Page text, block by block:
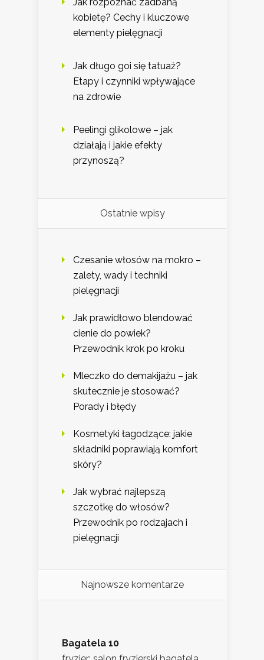
Jak rozpoznać zadbaną
kobietę? Cechy i kluczowe
elementy pielęgnacji
Jak długo goi się tatuaż?
Etapy i czynniki wpływające
na zdrowie
Peelingi glikolowe – jak
działają i jakie efekty
przynoszą?
Ostatnie wpisy
Czesanie włosów na mokro –
zalety, wady i techniki
pielęgnacji
Jak prawidłowo blendować
cienie do powiek?
Przewodnik krok po kroku
Mleczko do demakijażu – jak
skutecznie je stosować?
Porady i błędy
Kosmetyki łagodzące: jakie
składniki poprawiają komfort
skóry?
Jak wybrać najlepszą
szczotkę do włosów?
Przewodnik po rodzajach i
pielęgnacji
Najnowsze komentarze
Bagatela 10